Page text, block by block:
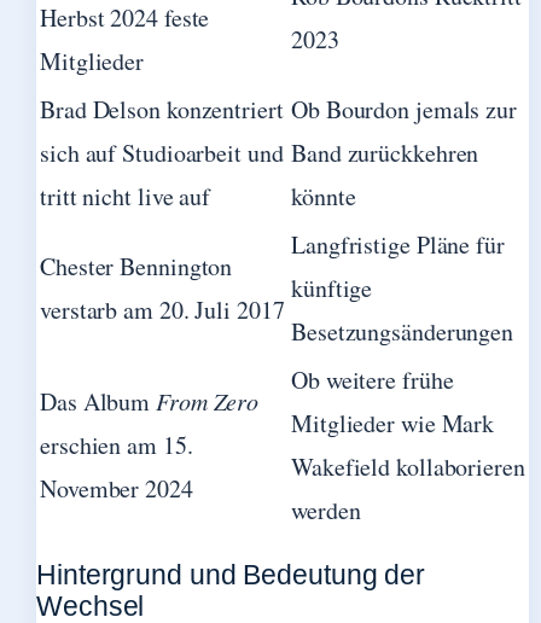
Herbst 2024 feste
Mitglieder
2023
Brad Delson konzentriert
sich auf Studioarbeit und
tritt nicht live auf
Ob Bourdon jemals zur
Band zurückkehren
könnte
Chester Bennington
verstarb am 20. Juli 2017
Langfristige Pläne für
künftige
Besetzungsänderungen
Das Album From Zero
erschien am 15.
November 2024
Ob weitere frühe
Mitglieder wie Mark
Wakefield kollaborieren
werden
Hintergrund und Bedeutung der
Wechsel